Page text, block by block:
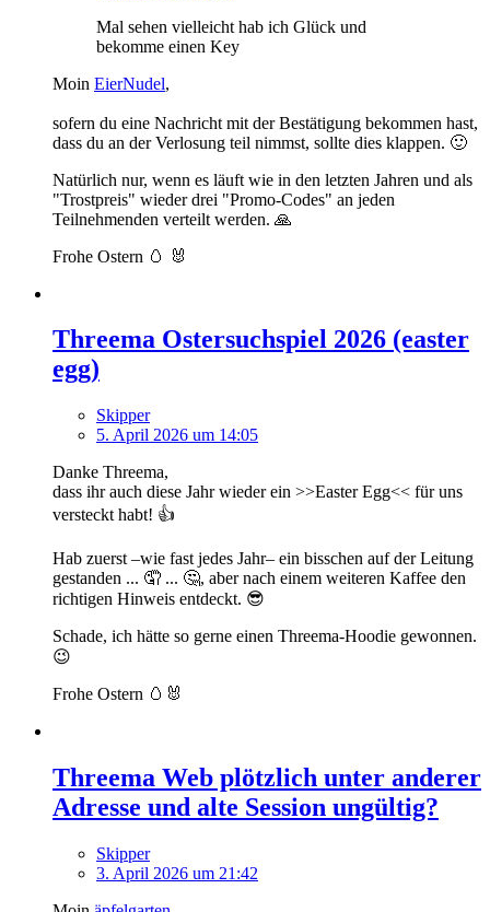
Mal sehen vielleicht hab ich Glück und
bekomme einen Key
Moin EierNudel,
sofern du eine Nachricht mit der Bestätigung bekommen hast,
dass du an der Verlosung teil nimmst, sollte dies klappen. 🙂
Natürlich nur, wenn es läuft wie in den letzten Jahren und als
"Trostpreis" wieder drei "Promo-Codes" an jeden
Teilnehmenden verteilt werden. 🙏
Frohe Ostern 🥚 🐰
Threema Ostersuchspiel 2026 (easter
egg)
Skipper
5. April 2026 um 14:05
Danke Threema,
dass ihr auch diese Jahr wieder ein >>Easter Egg<< für uns
versteckt habt! 👍️
Hab zuerst –wie fast jedes Jahr– ein bisschen auf der Leitung
gestanden ... 🤦 ... 🤔, aber nach einem weiteren Kaffee den
richtigen Hinweis entdeckt. 😎
Schade, ich hätte so gerne einen Threema-Hoodie gewonnen.
😉
Frohe Ostern 🥚🐰
Threema Web plötzlich unter anderer
Adresse und alte Session ungültig?
Skipper
3. April 2026 um 21:42